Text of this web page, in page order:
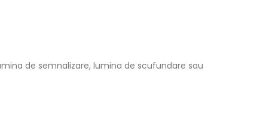
de semnalizare, lumina de scufundare sau